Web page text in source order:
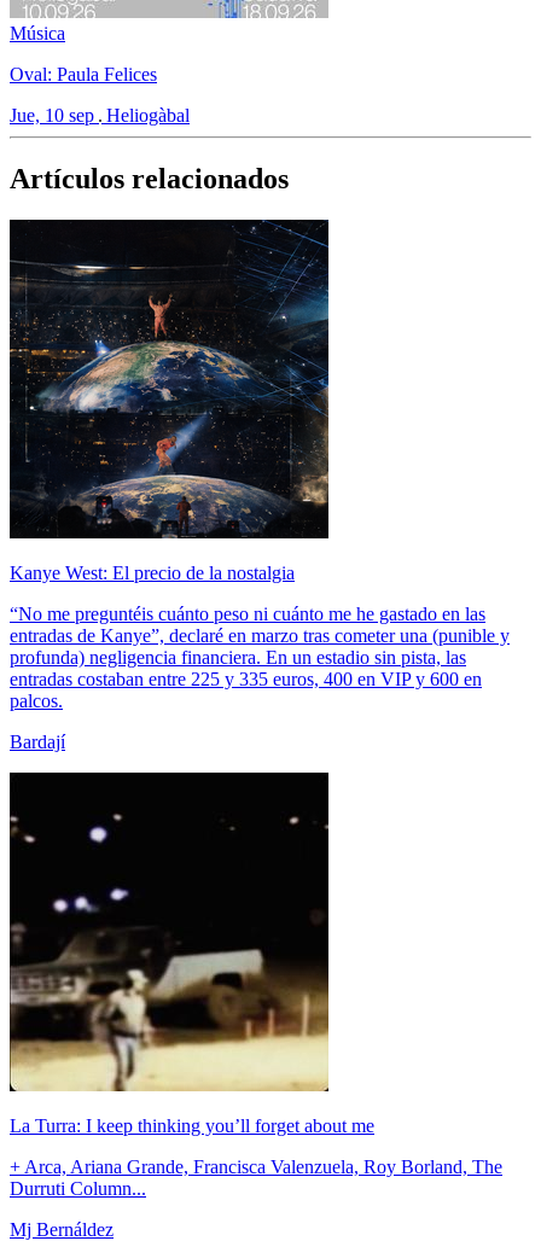
Música
Oval: Paula Felices
Jue, 10 sep Heliogàbal
Artículos relacionados
Kanye West: El precio de la nostalgia
“No me preguntéis cuánto peso ni cuánto me he gastado en las
entradas de Kanye”, declaré en marzo tras cometer una (punible y
profunda) negligencia financiera. En un estadio sin pista, las
entradas costaban entre 225 y 335 euros, 400 en VIP y 600 en
palcos.
Bardají
La Turra: I keep thinking you’ll forget about me
+ Arca, Ariana Grande, Francisca Valenzuela, Roy Borland, The
Durruti Column...
Mj Bernáldez